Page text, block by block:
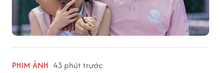
PHIM ẢNH 43 phút trước